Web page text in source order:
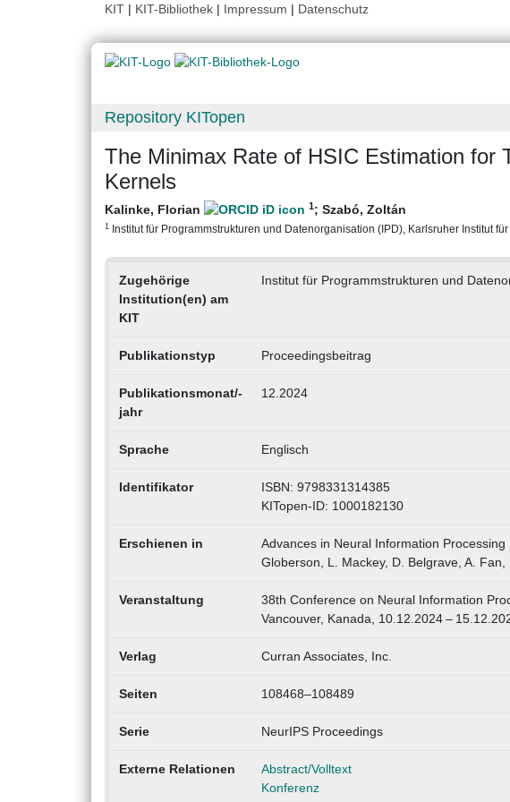
KIT | KIT-Bibliothek | Impressum | Datenschutz
Repository KITopen
The Minimax Rate of HSIC Estimation for
Kernels
Kalinke, Florian 1; Szabó, Zoltán
1 Institut für Programmstrukturen und Datenorganisation (IPD), Karlsruher Institut
Zugehörige
Institution(en) am
KIT
Institut für Programmstrukturen und
Publikationstyp Proceedingsbeitrag
Publikationsmonat/-
jahr
12.2024
Sprache Englisch
Identifikator
ISBN: 9798331314385
KITopen-ID: 1000182130
Erschienen in
Advances in Neural Information
Globerson, L. Mackey, D. Belgrave, A.
Veranstaltung
38th Conference on Neural Information
Vancouver, Kanada, 10.12.2024 –
Verlag Curran Associates, Inc.
Seiten 108468–108489
Serie NeurIPS Proceedings
Externe Relationen
Abstract/Volltext
Konferenz